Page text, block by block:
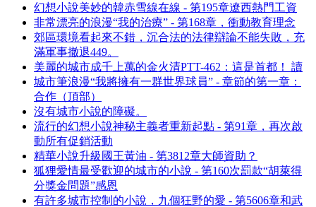
幻想小說美妙的韓赤雪線在線 - 第195章遼西熱門工資
非常漂亮的浪漫“我的治療” - 第168章，衝動教育理念
郊區環境看起來不錯，沉合法的法律辯論不能失敗，充
滿軍事撤退449。
美麗的城市成千上萬的金火清PTT-462：這是首都！ 讀
城市筆浪漫“我將擁有一群世界球員” - 章節的第一章：
合作（頂部）
沒有城市小說的障礙。
流行的幻想小說神秘主義者重新起點 - 第91章，再次啟
動所有促銷活動
精華小說升級國王黃油 - 第3812章大師資助？
狐狸愛情最受歡迎的城市的小說 - 第160次罰款“胡萊得
分獎金問題”感恩
有許多城市控制的小說，九個狂野的愛 - 第5606章和武